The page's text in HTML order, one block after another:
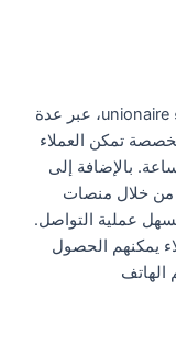
يمكن للمستهلكين الاستفادة من خدمة عملاء unionaire، عبر عدة
تمكن العملاء
بالإضافة إلى
من خلال منصات
يسهل عملية التواصل.
يمكنهم الحصول